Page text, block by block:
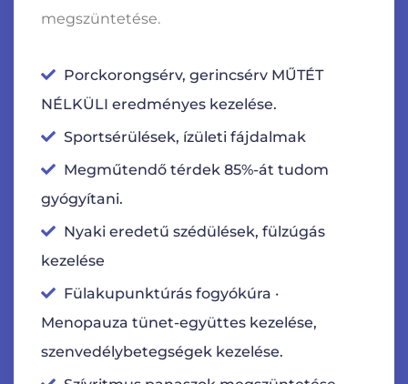
megszüntetése.
Porckorongsérv, gerincsérv MŰTÉT
NÉLKÜLI eredményes kezelése.
Sportsérülések, ízületi fájdalmak
Megműtendő térdek 85%-át tudom
gyógyítani.
Nyaki eredetű szédülések, fülzúgás
kezelése
Fülakupunktúrás fogyókúra ·
Menopauza tünet-együttes kezelése,
szenvedélybetegségek kezelése.